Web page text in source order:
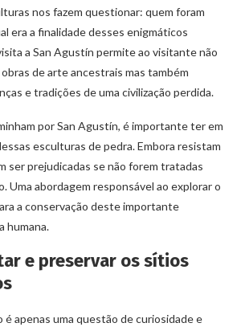
nos fazem questionar: quem foram
era a finalidade desses enigmáticos
a San Agustín permite ao visitante não
de arte ancestrais mas também
e tradições de uma civilização perdida.
por San Agustín, é importante ter em
esculturas de pedra. Embora resistam
ser prejudicadas se não forem tratadas
Uma abordagem responsável ao explorar o
a conservação deste importante
humana.
e preservar os sítios
é apenas uma questão de curiosidade e